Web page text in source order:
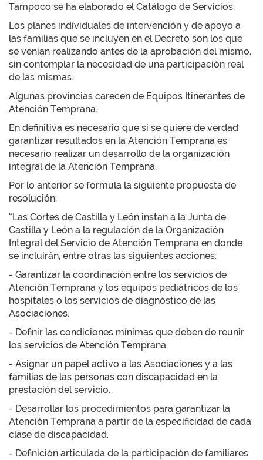
Tampoco se ha elaborado el Catálogo de Servicios.
Los planes individuales de intervención y de apoyo a
las familias que se incluyen en el Decreto son los que
se venían realizando antes de la aprobación del mismo,
sin contemplar la necesidad de una participación real
de las mismas.
Algunas provincias carecen de Equipos Itinerantes de
Atención Temprana.
En definitiva es necesario que si se quiere de verdad
garantizar resultados en la Atención Temprana es
necesario realizar un desarrollo de la organización
integral de la Atención Temprana.
Por lo anterior se formula la siguiente propuesta de
resolución:
“Las Cortes de Castilla y León instan a la Junta de
Castilla y León a la regulación de la Organización
Integral del Servicio de Atención Temprana en donde
se incluirán, entre otras las siguientes acciones:
- Garantizar la coordinación entre los servicios de
Atención Temprana y los equipos pediátricos de los
hospitales o los servicios de diagnóstico de las
Asociaciones.
- Definir las condiciones mínimas que deben de reunir
los servicios de Atención Temprana.
- Asignar un papel activo a las Asociaciones y a las
familias de las personas con discapacidad en la
prestación del servicio.
- Desarrollar los procedimientos para garantizar la
Atención Temprana a partir de la especificidad de cada
clase de discapacidad.
- Definición articulada de la participación de familiares